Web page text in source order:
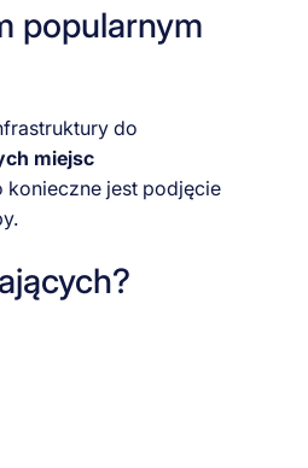
popularnym
do
miejsc
jest podjęcie